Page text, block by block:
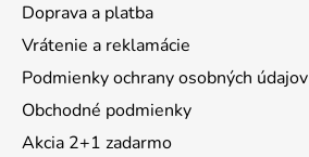
Doprava a platba
Vrátenie a reklamácie
Podmienky ochrany osobných údajov
Obchodné podmienky
Akcia 2+1 zadarmo